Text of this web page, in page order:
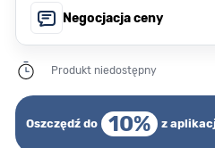
Negocjacja ceny
Produkt niedostępny
Oszczędź do 10% z